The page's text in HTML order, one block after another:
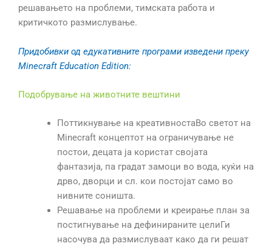
решавањето на проблеми, тимската работа и
критичкото размислување.
Придобивки од едукативните програми изведени преку
Minecraft Education Edition:
Подобрување на животните вештини
Поттикнување на креативностаВо светот на
Minecraft концептот на ограничување не
постои, децата ја користат својата
фантазија, па градат замоци во вода, куќи на
дрво, дворци и сл. кои постојат само во
нивните соништа.
Решавање на проблеми и креирање план за
постигнување на дефинираните целиГи
насочува да размислуваат како да ги решат